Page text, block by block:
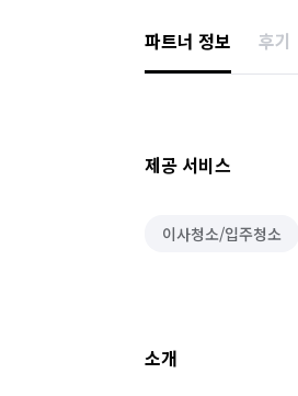
파트너 정보 후기
제공 서비스
이사청소/입주청소
소개